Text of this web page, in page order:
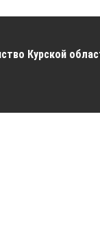
Курской